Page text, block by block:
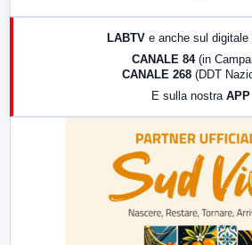
LABTV e anche sul digitale
CANALE 84 (in
CANALE 268 (DDT
E sulla nostra APP